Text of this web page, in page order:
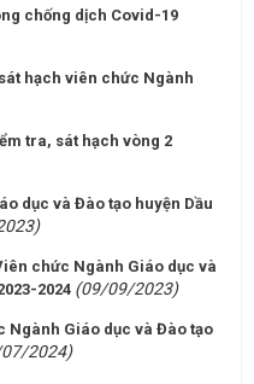
chống dịch Covid-19
hạch viên chức Ngành
tra, sát hạch vòng 2
dục và Đào tạo huyện Dầu
chức Ngành Giáo dục và
2024 (09/09/2023)
Ngành Giáo dục và Đào tạo
2024)